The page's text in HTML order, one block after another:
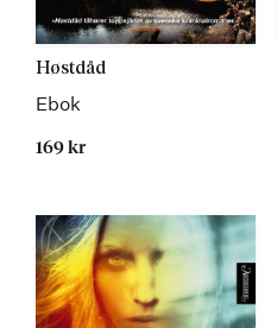
Høstdåd
Ebok
169 kr